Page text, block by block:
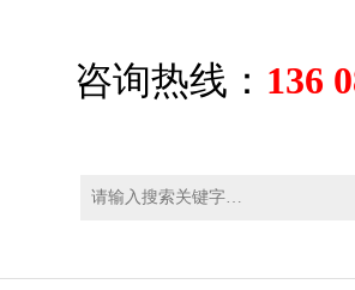
咨询热线： 136